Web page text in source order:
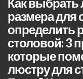
размера для
определить
столовой: 3
которые
люстру для